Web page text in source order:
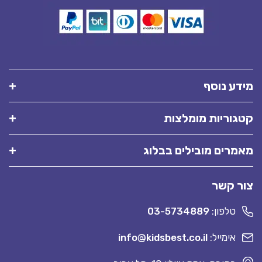
מידע נוסף
קטגוריות מומלצות
מאמרים מובילים בבלוג
צור קשר
טלפון: 03-5734889
אימייל: info@kidsbest.co.il